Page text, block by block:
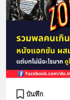
บันทึก